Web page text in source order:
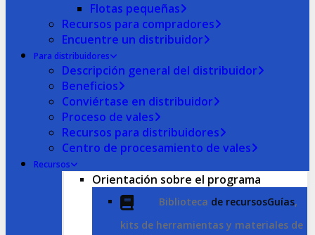
Flotas pequeñas
Recursos para compradores
Encuentre un distribuidor
Para distribuidores
Descripción general del distribuidor
Beneficios
Conviértase en distribuidor
Proceso de vales
Recursos para distribuidores
Centro de procesamiento de vales
Recursos
Orientación sobre el programa
Biblioteca de recursosGuías,
kits de herramientas y materiales de